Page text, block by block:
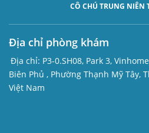
CÔ CHÚ TRUNG NIÊN
Địa chỉ phòng khám
Địa chỉ: P3-0.SH08, Park 3,
Biên Phủ , Phường Thạnh Mỹ Tây,
Việt Nam